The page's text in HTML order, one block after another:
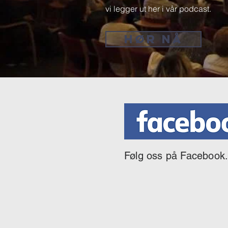
vi legger ut her i vår podcast.
HØR NÅ
Følg oss på Facebook.